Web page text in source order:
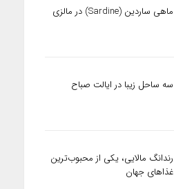
ماهی ساردین (Sardine) در مالزی
سه ساحل زیبا در ایالت صباح
رندانگ مالایی، یکی از محبوب‌ترین
غذاهای جهان